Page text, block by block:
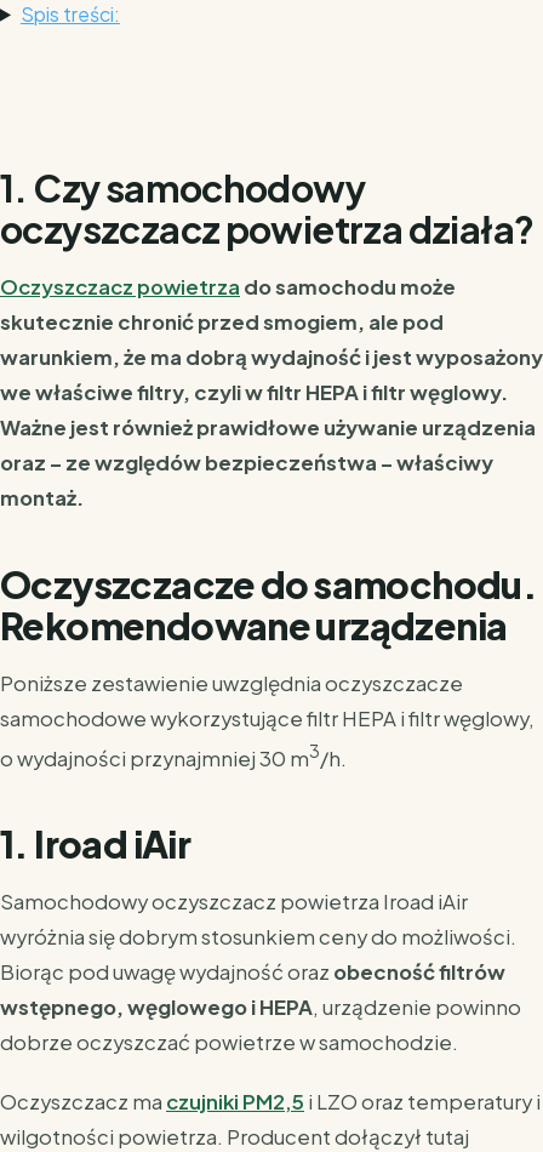
Spis treści:
1. Czy samochodowy
oczyszczacz powietrza działa?
Oczyszczacz powietrza do samochodu może
skutecznie chronić przed smogiem, ale pod
warunkiem, że ma dobrą wydajność i jest wyposażony
we właściwe filtry, czyli w filtr HEPA i filtr węglowy.
Ważne jest również prawidłowe używanie urządzenia
oraz – ze względów bezpieczeństwa – właściwy
montaż.
Oczyszczacze do samochodu.
Rekomendowane urządzenia
Poniższe zestawienie uwzględnia oczyszczacze
samochodowe wykorzystujące filtr HEPA i filtr węglowy,
o wydajności przynajmniej 30 m3/h.
1. Iroad iAir
Samochodowy oczyszczacz powietrza Iroad iAir
wyróżnia się dobrym stosunkiem ceny do możliwości.
Biorąc pod uwagę wydajność oraz obecność filtrów
wstępnego, węglowego i HEPA, urządzenie powinno
dobrze oczyszczać powietrze w samochodzie.
Oczyszczacz ma czujniki PM2,5 i LZO oraz temperatury i
wilgotności powietrza. Producent dołączył tutaj